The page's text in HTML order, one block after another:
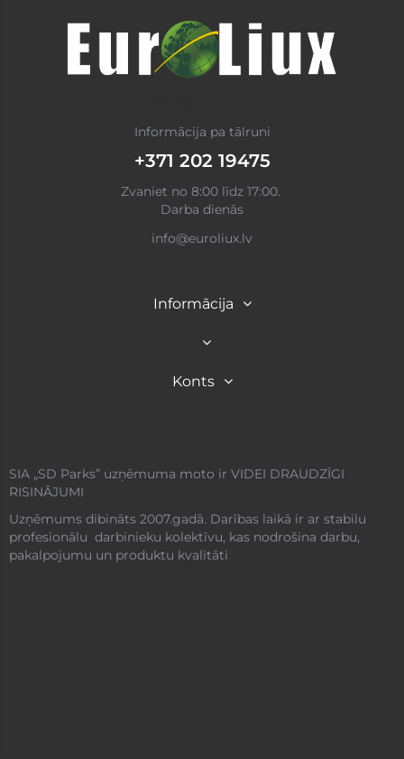
Informācija pa tālruni
+371 202 19475
Zvaniet no 8:00 līdz 17:00.
Darba dienās
info@euroliux.lv
Informācija
Konts
SIA „SD Parks” uzņēmuma moto ir VIDEI DRAUDZĪGI
RISINĀJUMI
Uzņēmums dibināts 2007.gadā. Darības laikā ir ar stabilu
profesionālu darbinieku kolektīvu, kas nodrošina darbu,
pakalpojumu un produktu kvalitāti